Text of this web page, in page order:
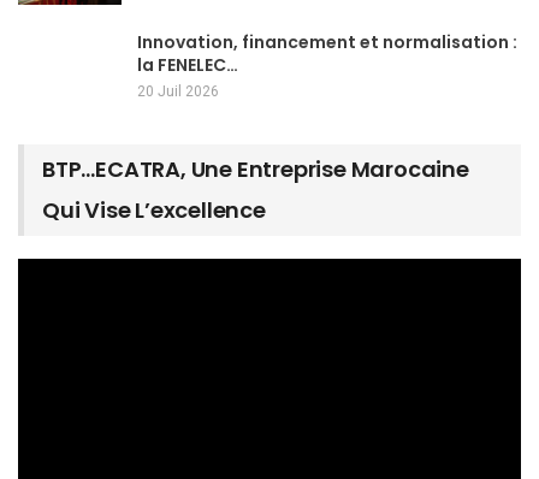
Innovation, financement et normalisation :
la FENELEC…
20 Juil 2026
BTP…ECATRA, Une Entreprise Marocaine
Qui Vise L’excellence